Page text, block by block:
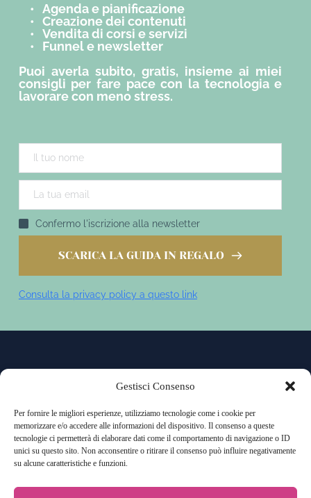
Gestisci Consenso
Per fornire le migliori esperienze, utilizziamo tecnologie come i cookie per
memorizzare e/o accedere alle informazioni del dispositivo. Il consenso a queste
tecnologie ci permetterà di elaborare dati come il comportamento di navigazione o ID
unici su questo sito. Non acconsentire o ritirare il consenso può influire negativamente
su alcune caratteristiche e funzioni.
Agenda e pianificazione
Creazione dei contenuti
Vendita di corsi e servizi
Funnel e newsletter
Puoi averla subito, gratis, insieme ai miei
consigli per fare pace con la tecnologia e
lavorare con meno stress.
Confermo l'iscrizione alla newsletter
SCARICA LA GUIDA IN REGALO
Consulta la privacy policy a questo link
Alessia Pandolfi - Tech Manager 2026 - P. iva FI2762281-1
Privacy policy - cookie policy
Testi: Alessandra Martelli - SEO: La Scribacchina -
Identità visiva: Federica Agostinelli